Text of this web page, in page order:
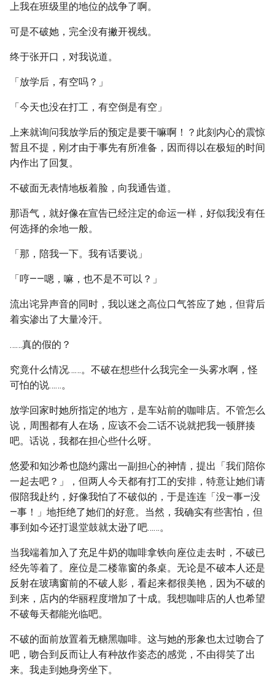
上我在班级里的地位的战争了啊。
可是不破她，完全没有撇开视线。
终于张开口，对我说道。
「放学后，有空吗？」
「今天也没在打工，有空倒是有空」
上来就询问我放学后的预定是要干嘛啊！？此刻内心的震惊
暂且不提，刚才由于事先有所准备，因而得以在极短的时间
内作出了回复。
不破面无表情地板着脸，向我通告道。
那语气，就好像在宣告已经注定的命运一样，好似我没有任
何选择的余地一般。
「那，陪我一下。我有话要说」
「哼——嗯，嘛，也不是不可以？」
流出诧异声音的同时，我以迷之高位口气答应了她，但背后
着实渗出了大量冷汗。
……真的假的？
究竟什么情况……。不破在想些什么我完全一头雾水啊，怪
可怕的说……。
放学回家时她所指定的地方，是车站前的咖啡店。不管怎么
说，周围都有人在场，应该不会二话不说就把我一顿胖揍
吧。话说，我都在担心些什么呀。
悠爱和知沙希也隐约露出一副担心的神情，提出「我们陪你
一起去吧？」，但两人今天都有打工的安排，特意让她们请
假陪我赴约，好像我怕了不破似的，于是连连「没—事—没
—事！」地拒绝了她们的好意。当然，我确实有些害怕，但
事到如今还打退堂鼓就太逊了吧……。
当我端着加入了充足牛奶的咖啡拿铁向座位走去时，不破已
经先等着了。座位是二楼靠窗的条桌。无论是不破本人还是
反射在玻璃窗前的不破人影，看起来都很美艳，因为不破的
到来，店内的华丽程度增加了十成。我想咖啡店的人也希望
不破每天都能光临吧。
不破的面前放置着无糖黑咖啡。这与她的形象也太过吻合了
吧，吻合到反而让人有种故作姿态的感觉，不由得笑了出
来。我走到她身旁坐下。